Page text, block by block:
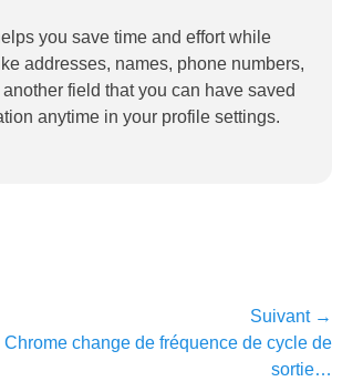
you save time and effort while
addresses, names, phone numbers,
field that you can have saved
anytime in your profile settings.
Suivant →
Chrome change de fréquence de cycle de
sortie…